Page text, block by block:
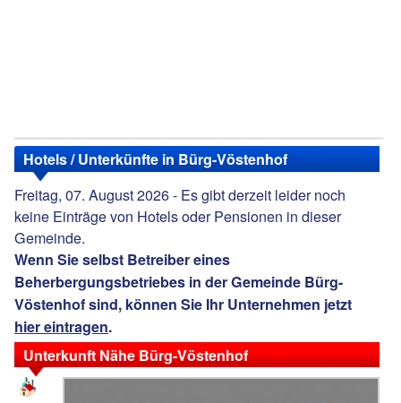
Hotels / Unterkünfte in Bürg-Vöstenhof
Freitag, 07. August 2026 - Es gibt derzeit leider noch
keine Einträge von Hotels oder Pensionen in dieser
Gemeinde.
Wenn Sie selbst Betreiber eines
Beherbergungsbetriebes in der Gemeinde Bürg-
Vöstenhof sind, können Sie Ihr Unternehmen jetzt
hier eintragen.
Unterkunft Nähe Bürg-Vöstenhof